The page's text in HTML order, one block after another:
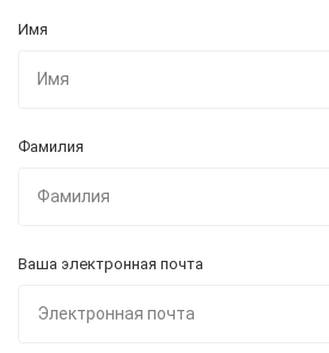
Имя
Фамилия
Ваша электронная почта